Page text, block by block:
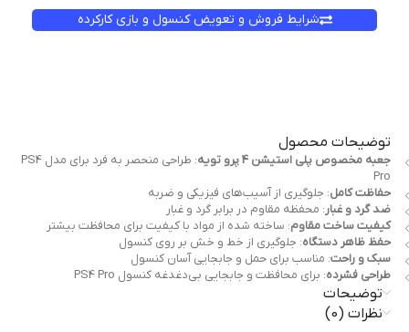
شرایط فروش و تعویض کنسول و بازی کارکرده
توضیحات محصول
جعبه مخصوص پلی استیشن 4 پرو تویه
: طراحی منحصر به فرد برای مدل PS4
Pro
حفاظت کامل: جلوگیری از آسیب‌های فیزیکی و ضربه
ضد گرد و غبار: محفظه مقاوم در برابر گرد و غبار
کیفیت ساخت مقاوم: ساخته شده از مواد با کیفیت برای محافظت بیشتر
حفظ ظاهر دستگاه: جلوگیری از خط و خش بر روی کنسول
سبک و راحت: مناسب برای حمل و جابجایی آسان کنسول
طراحی فشرده: برای محافظت و جابجایی بی‌دغدغه کنسول PS4 Pro
توضیحات
نظرات (0)